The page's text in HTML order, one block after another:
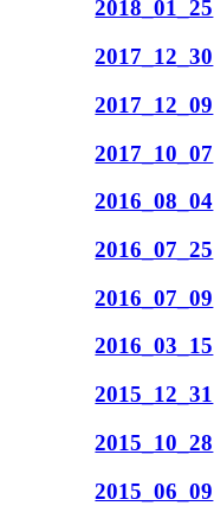
2018_01_25
2017_12_30
2017_12_09
2017_10_07
2016_08_04
2016_07_25
2016_07_09
2016_03_15
2015_12_31
2015_10_28
2015_06_09